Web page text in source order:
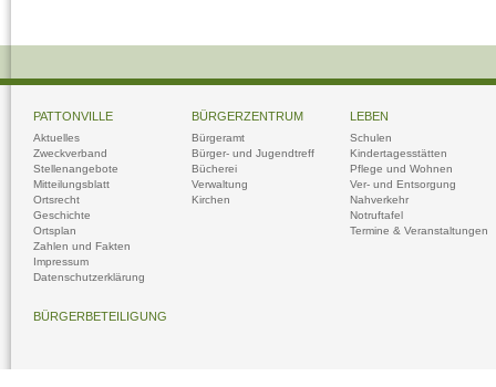
PATTONVILLE
Aktuelles
Zweckverband
Stellenangebote
Mitteilungsblatt
Ortsrecht
Geschichte
Ortsplan
Zahlen und Fakten
Impressum
Datenschutzerklärung
BÜRGERZENTRUM
Bürgeramt
Bürger- und Jugendtreff
Bücherei
Verwaltung
Kirchen
LEBEN
Schulen
Kindertagesstätten
Pflege und Wohnen
Ver- und Entsorgung
Nahverkehr
Notruftafel
Termine & Veranstaltungen
BÜRGERBETEILIGUNG